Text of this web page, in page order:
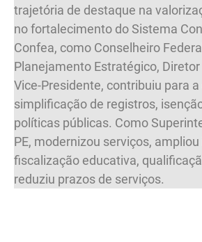
trajetória de destaque na
no fortalecimento do Sistema
Confea, como Conselheiro
Planejamento Estratégico,
Vice-Presidente, contribuiu para
simplificação de registros,
políticas públicas. Como
PE, modernizou serviços,
fiscalização educativa,
reduziu prazos de serviços.